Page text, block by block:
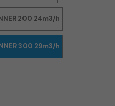
200 24m3/h
300 29m3/h